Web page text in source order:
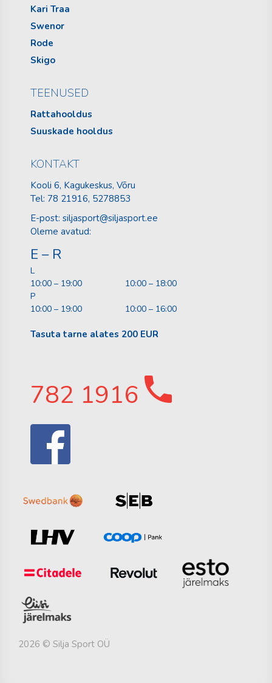
Kari Traa
Swenor
Rode
Skigo
TEENUSED
Rattahooldus
Suuskade hooldus
KONTAKT
Kooli 6, Kagukeskus, Võru
Tel: 78 21916, 5278853
E-post: siljasport@siljasport.ee
Oleme avatud:
E – R
L
10:00 – 19:00
10:00 – 18:00
P
10:00 – 19:00
10:00 – 16:00
Tasuta tarne alates 200 EUR
782 1916
2026 © Silja Sport OÜ